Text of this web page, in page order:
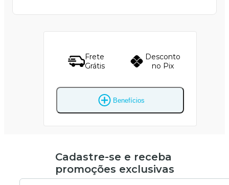
Frete
Grátis
Desconto
no Pix
Benefícios
Cadastre-se e receba
promoções exclusivas